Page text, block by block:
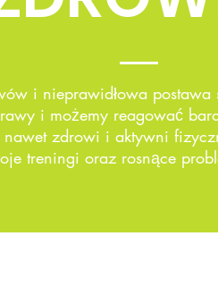
i nieprawidłowa
i możemy reagować
zdrowi i aktywni
treningi oraz rosnące